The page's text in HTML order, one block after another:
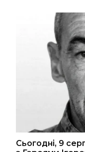
Сьогодні, 9